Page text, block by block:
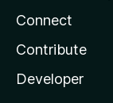
Connect
Contribute
Developer